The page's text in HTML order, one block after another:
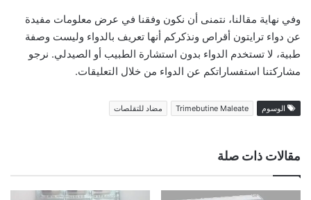
وفي نهاية مقالنا، نتمنى أن نكون وفقنا في عرض معلومات مفيدة
عن دواء ترايتون أقراص ونذكركم أنها تعريف بالدواء وليست وصفة
طبية، لا تستخدم الدواء بدون استشارة الطبيب أو الصيدلي. نرجو
مشاركتنا استفساراتكم عن الدواء من خلال التعليقات.
الوسوم Trimebutine Maleate مضاد للتقلصات
مقالات ذات صلة